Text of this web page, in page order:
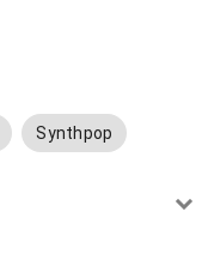
Synthpop